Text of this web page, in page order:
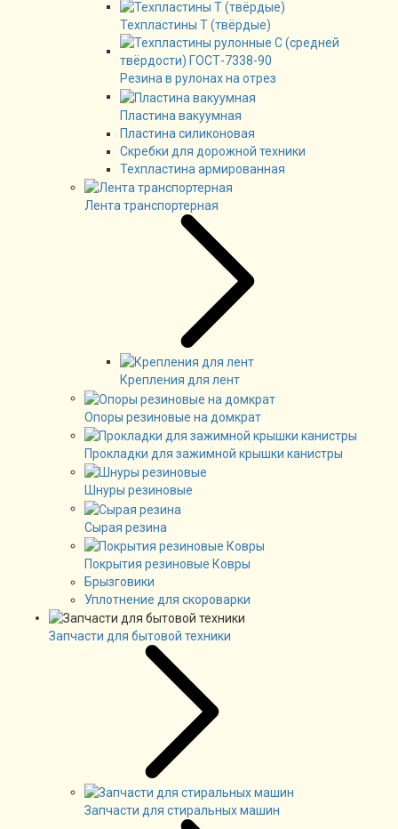
Техпластины Т (твёрдые)
Резина в рулонах на отрез
Пластина вакуумная
Пластина силиконовая
Скребки для дорожной техники
Техпластина армированная
Лента транспортерная
Крепления для лент
Опоры резиновые на домкрат
Прокладки для зажимной крышки канистры
Шнуры резиновые
Сырая резина
Покрытия резиновые Ковры
Брызговики
Уплотнение для скороварки
Запчасти для бытовой техники
Запчасти для стиральных машин